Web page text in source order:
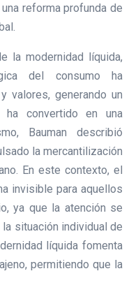
reforma profunda de
la modernidad líquida,
del consumo ha
valores, generando un
convertido en una
Bauman describió
la mercantilización
En este contexto, el
invisible para aquellos
ya que la atención se
situación individual de
líquida fomenta
permitiendo que la